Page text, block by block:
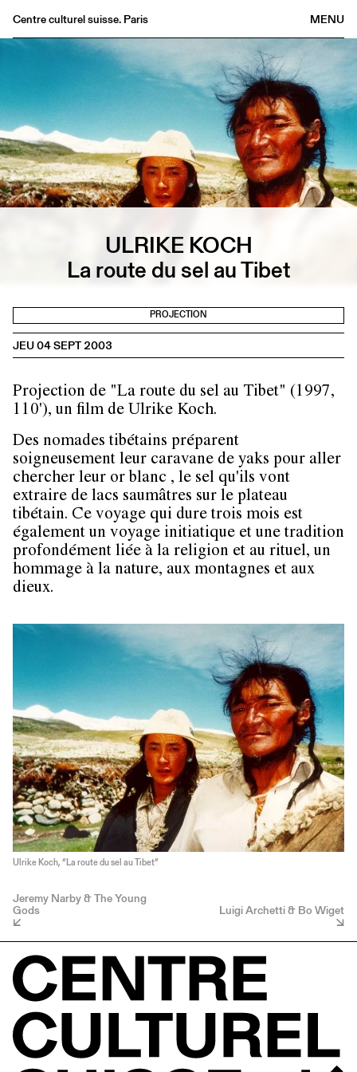
MENU
Centre culturel suisse. Paris
Buvette
Archives
Médiathèque
Éditions
Informations
ULRIKE KOCH
La route du sel au Tibet
PROJECTION
JEU 04 SEPT 2003
Projection de "La route du sel au Tibet" (1997,
110'), un film de Ulrike Koch.
Des nomades tibétains préparent
soigneusement leur caravane de yaks pour aller
chercher leur or blanc , le sel qu'ils vont
extraire de lacs saumâtres sur le plateau
tibétain. Ce voyage qui dure trois mois est
également un voyage initiatique et une tradition
profondément liée à la religion et au rituel, un
hommage à la nature, aux montagnes et aux
dieux.
Ulrike Koch, “La route du sel au Tibet”
Jeremy Narby & The Young
Gods Luigi Archetti & Bo Wiget